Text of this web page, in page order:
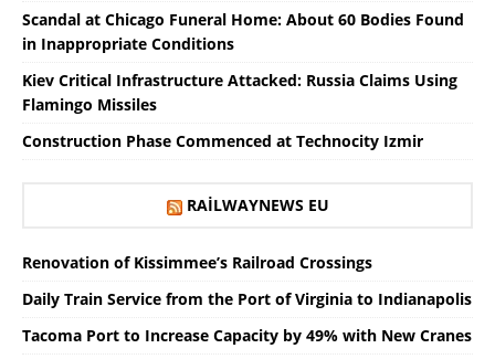
Scandal at Chicago Funeral Home: About 60 Bodies Found
in Inappropriate Conditions
Kiev Critical Infrastructure Attacked: Russia Claims Using
Flamingo Missiles
Construction Phase Commenced at Technocity Izmir
RAILWAYNEWS EU
Renovation of Kissimmee’s Railroad Crossings
Daily Train Service from the Port of Virginia to Indianapolis
Tacoma Port to Increase Capacity by 49% with New Cranes